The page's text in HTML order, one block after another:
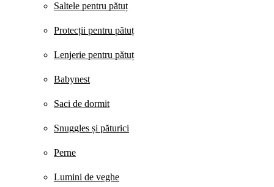
Saltele pentru pătuț
Protecții pentru pătuț
Lenjerie pentru pătuț
Babynest
Saci de dormit
Snuggles și păturici
Perne
Lumini de veghe